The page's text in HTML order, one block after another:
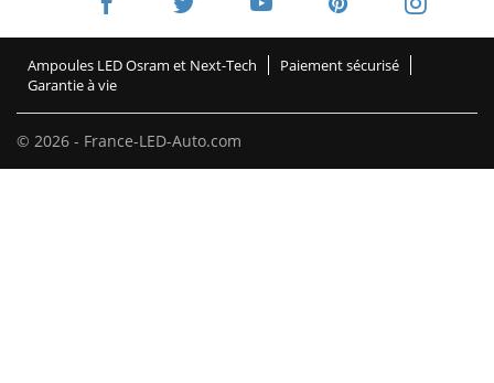
© 2026 - France-LED-Auto.com
Ampoules LED Osram et Next-Tech
Paiement sécurisé
Garantie à vie